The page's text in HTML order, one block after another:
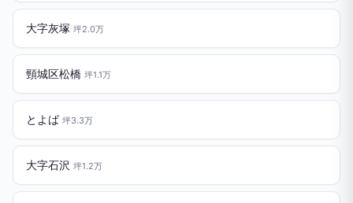
大字灰塚 坪2.0万
頸城区松橋 坪1.1万
とよば 坪3.3万
大字石沢 坪1.2万